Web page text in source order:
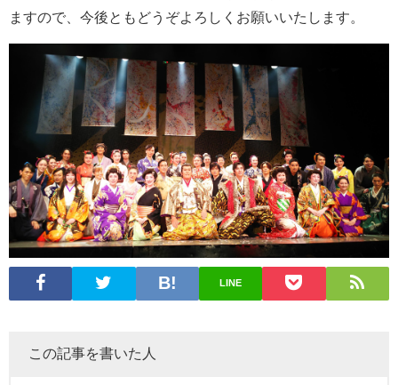
ますので、今後ともどうぞよろしくお願いいたします。
LINE
この記事を書いた人